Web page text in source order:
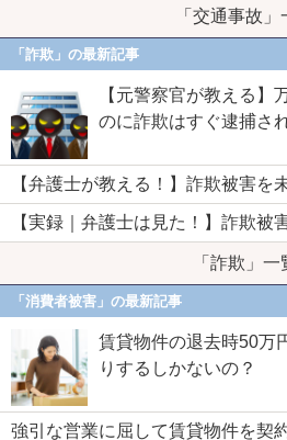
「交通事故」
「詐欺」の最新記事
【元警察官が教える】
のに詐欺はすぐ逮捕さ
【弁護士が教える！】詐欺被害を
【実録｜弁護士は見た！】詐欺被
「詐欺」一
「消費者被害」の最新記事
賃貸物件の退去時50万
りするしかないの？
強引な営業に屈して賃貸物件を